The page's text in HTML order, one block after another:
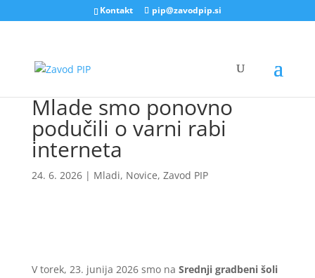
Kontakt pip@zavodpip.si
Mlade smo ponovno
podučili o varni rabi
interneta
24. 6. 2026| Mladi, Novice, Zavod PIP
V torek, 23. junija 2026 smo na Srednji gradbeni šoli